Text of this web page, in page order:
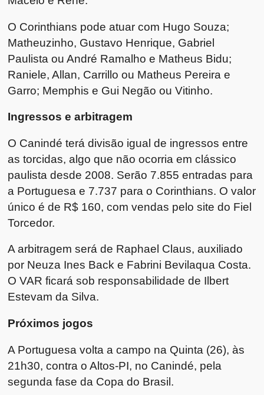
O Corinthians pode atuar com Hugo Souza;
Matheuzinho, Gustavo Henrique, Gabriel
Paulista ou André Ramalho e Matheus Bidu;
Raniele, Allan, Carrillo ou Matheus Pereira e
Garro; Memphis e Gui Negão ou Vitinho.
Ingressos e arbitragem
O Canindé terá divisão igual de ingressos entre
as torcidas, algo que não ocorria em clássico
paulista desde 2008. Serão 7.855 entradas para
a Portuguesa e 7.737 para o Corinthians. O valor
único é de R$ 160, com vendas pelo site do Fiel
Torcedor.
A arbitragem será de Raphael Claus, auxiliado
por Neuza Ines Back e Fabrini Bevilaqua Costa.
O VAR ficará sob responsabilidade de Ilbert
Estevam da Silva.
Próximos jogos
A Portuguesa volta a campo na Quinta (26), às
21h30, contra o Altos-PI, no Canindé, pela
segunda fase da Copa do Brasil.